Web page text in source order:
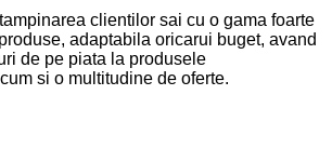
clientilor sai cu o gama foarte
adaptabila oricarui buget, avand
de pe piata la produsele
si o multitudine de oferte.